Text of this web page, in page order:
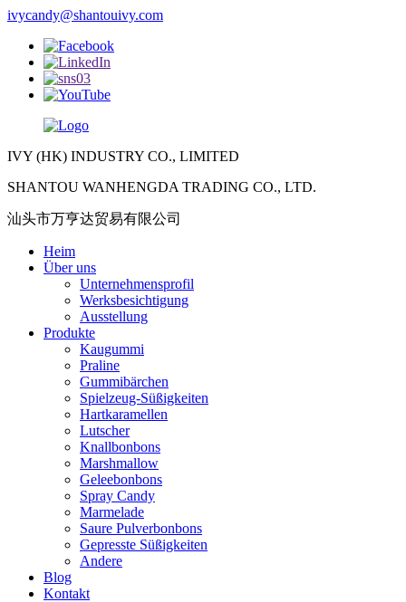
ivycandy@shantouivy.com
IVY (HK) INDUSTRY CO., LIMITED
SHANTOU WANHENGDA TRADING CO., LTD.
汕头市万亨达贸易有限公司
Heim
Über uns
Unternehmensprofil
Werksbesichtigung
Ausstellung
Produkte
Kaugummi
Praline
Gummibärchen
Spielzeug-Süßigkeiten
Hartkaramellen
Lutscher
Knallbonbons
Marshmallow
Geleebonbons
Spray Candy
Marmelade
Saure Pulverbonbons
Gepresste Süßigkeiten
Andere
Blog
Kontakt